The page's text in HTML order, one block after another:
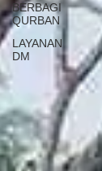
BERBAGI
QURBAN
LAYANAN
DM